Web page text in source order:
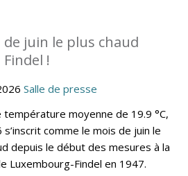
de juin le plus chaud
!
Salle de presse
température moyenne de 19.9 °C,
s’inscrit comme le mois de juin le
depuis le début des mesures à la
Luxembourg-Findel en 1947.